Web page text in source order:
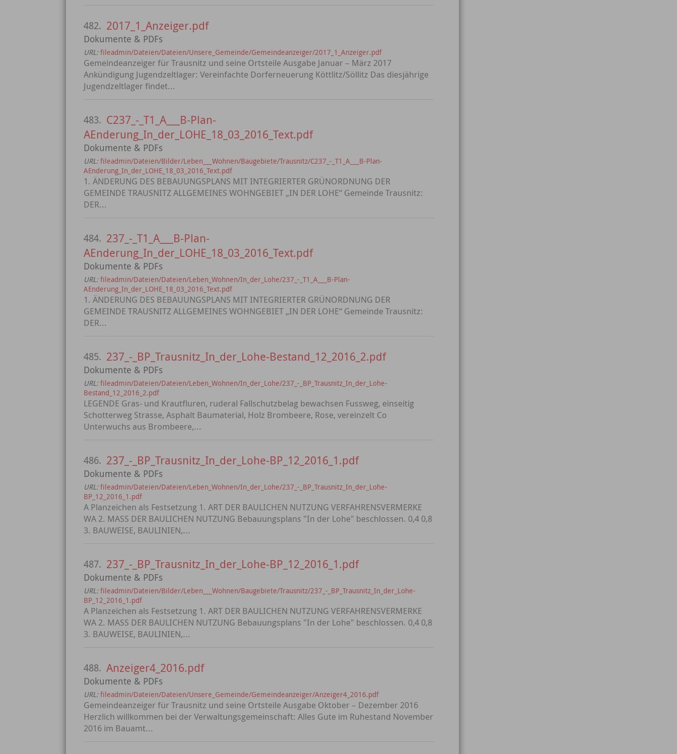
482. 2017_1_Anzeiger.pdf
Dokumente & PDFs
URL: fileadmin/Dateien/Dateien/Unsere_Gemeinde/Gemeindeanzeiger/2017_1_Anzeiger.pdf
Gemeindeanzeiger für Trausnitz und seine Ortsteile Ausgabe Januar – März 2017
Ankündigung Jugendzeltlager: Vereinfachte Dorferneuerung Köttlitz/Söllitz Das diesjährige
Jugendzeltlager findet...
483. C237_-_T1_A___B-Plan-
AEnderung_In_der_LOHE_18_03_2016_Text.pdf
Dokumente & PDFs
URL: fileadmin/Dateien/Bilder/Leben___Wohnen/Baugebiete/Trausnitz/C237_-_T1_A___B-Plan-
AEnderung_In_der_LOHE_18_03_2016_Text.pdf
1. ÄNDERUNG DES BEBAUUNGSPLANS MIT INTEGRIERTER GRÜNORDNUNG DER
GEMEINDE TRAUSNITZ ALLGEMEINES WOHNGEBIET „IN DER LOHE“ Gemeinde Trausnitz:
DER...
484. 237_-_T1_A___B-Plan-
AEnderung_In_der_LOHE_18_03_2016_Text.pdf
Dokumente & PDFs
URL: fileadmin/Dateien/Dateien/Leben_Wohnen/In_der_Lohe/237_-_T1_A___B-Plan-
AEnderung_In_der_LOHE_18_03_2016_Text.pdf
1. ÄNDERUNG DES BEBAUUNGSPLANS MIT INTEGRIERTER GRÜNORDNUNG DER
GEMEINDE TRAUSNITZ ALLGEMEINES WOHNGEBIET „IN DER LOHE“ Gemeinde Trausnitz:
DER...
485. 237_-_BP_Trausnitz_In_der_Lohe-Bestand_12_2016_2.pdf
Dokumente & PDFs
URL: fileadmin/Dateien/Dateien/Leben_Wohnen/In_der_Lohe/237_-_BP_Trausnitz_In_der_Lohe-
Bestand_12_2016_2.pdf
LEGENDE Gras- und Krautfluren, ruderal Fallschutzbelag bewachsen Fussweg, einseitig
Schotterweg Strasse, Asphalt Baumaterial, Holz Brombeere, Rose, vereinzelt Co
Unterwuchs aus Brombeere,...
486. 237_-_BP_Trausnitz_In_der_Lohe-BP_12_2016_1.pdf
Dokumente & PDFs
URL: fileadmin/Dateien/Dateien/Leben_Wohnen/In_der_Lohe/237_-_BP_Trausnitz_In_der_Lohe-
BP_12_2016_1.pdf
A Planzeichen als Festsetzung 1. ART DER BAULICHEN NUTZUNG VERFAHRENSVERMERKE
WA 2. MASS DER BAULICHEN NUTZUNG Bebauungsplans "In der Lohe" beschlossen. 0,4 0,8
3. BAUWEISE, BAULINIEN,...
487. 237_-_BP_Trausnitz_In_der_Lohe-BP_12_2016_1.pdf
Dokumente & PDFs
URL: fileadmin/Dateien/Bilder/Leben___Wohnen/Baugebiete/Trausnitz/237_-_BP_Trausnitz_In_der_Lohe-
BP_12_2016_1.pdf
A Planzeichen als Festsetzung 1. ART DER BAULICHEN NUTZUNG VERFAHRENSVERMERKE
WA 2. MASS DER BAULICHEN NUTZUNG Bebauungsplans "In der Lohe" beschlossen. 0,4 0,8
3. BAUWEISE, BAULINIEN,...
488. Anzeiger4_2016.pdf
Dokumente & PDFs
URL: fileadmin/Dateien/Dateien/Unsere_Gemeinde/Gemeindeanzeiger/Anzeiger4_2016.pdf
Gemeindeanzeiger für Trausnitz und seine Ortsteile Ausgabe Oktober – Dezember 2016
Herzlich willkommen bei der Verwaltungsgemeinschaft: Alles Gute im Ruhestand November
2016 im Bauamt...